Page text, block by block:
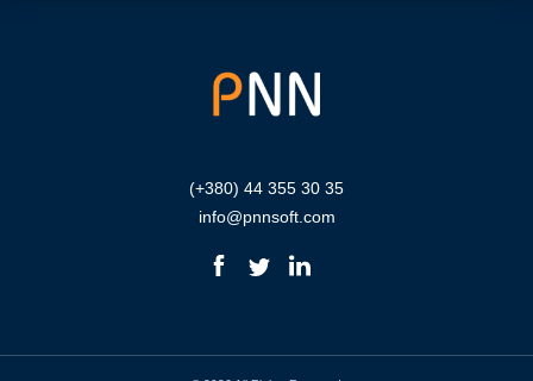
(+380) 44 355 30 35
info@pnnsoft.com